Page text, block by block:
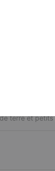
terre et petits